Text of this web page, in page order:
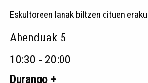
Eskultoreen lanak biltzen dituen
Abenduak 5
10:30 - 20:00
Durango +